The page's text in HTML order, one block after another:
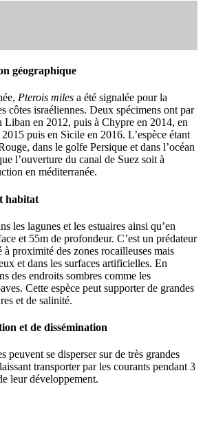
géographique
Pterois miles a été signalée pour la
côtes israéliennes. Deux spécimens ont par
Liban en 2012, puis à Chypre en 2014, en
puis en Sicile en 2016. L’espèce étant
dans le golfe Persique et dans l’océan
l’ouverture du canal de Suez soit à
en méditerranée.
habitat
les lagunes et les estuaires ainsi qu’en
et 55m de profondeur. C’est un prédateur
à proximité des zones rocailleuses mais
et dans les surfaces artificielles. En
des endroits sombres comme les
Cette espèce peut supporter de grandes
et de salinité.
et de dissémination
peuvent se disperser sur de très grandes
transporter par les courants pendant 3
leur développement.